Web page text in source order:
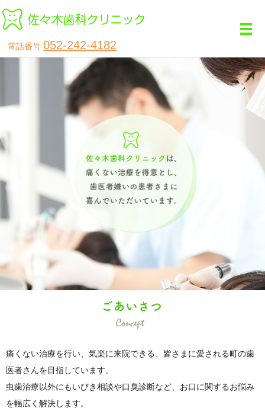
電話番号052-242-4182
メ
痛くない治療を行い、気楽に来院できる、皆さまに愛される町の歯
医者さんを目指しています。
虫歯治療以外にもいびき相談や口臭診断など、お口に関するお悩み
を幅広く解決します。